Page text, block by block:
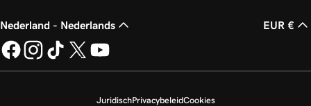
Nederland - Nederlands EUR €
JuridischPrivacybeleidCookies